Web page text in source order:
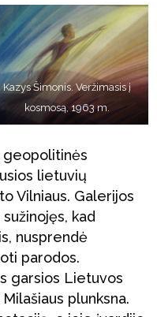
Kazys Šimonis. Veržimasis į
kosmosą, 1963 m.
geopolitinės
lietuvių
Vilniaus. Galerijos
kad
nusprendė
parodos.
garsios Lietuvos
plunksna.